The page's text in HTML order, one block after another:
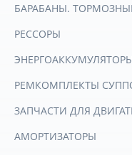
БАРАБАНЫ.
РЕССОРЫ
РЕМКОМПЛЕКТЫ
ЗАПЧАСТИ ДЛЯ
АМОРТИЗАТОРЫ